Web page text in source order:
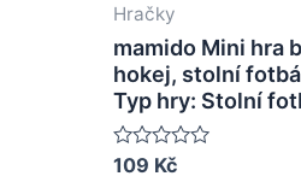
Hračky
mamido Mini hra
hokej, stolní
Typ hry: Stolní
Rated
109 Kč